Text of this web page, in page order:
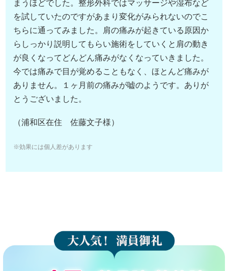
まうほどでした。整形外科ではマッサージや湿布など
を試していたのですがあまり変化がみられないのでこ
ちらに通ってみました。肩の痛みが起きている原因か
らしっかり説明してもらい施術をしていくと肩の動き
が良くなってどんどん痛みがなくなっていきました。
今では痛みで目が覚めることもなく、ほとんど痛みが
ありません。１ヶ月前の痛みが嘘のようです。ありが
とうございました。
（浦和区在住 佐藤文子様）
※効果には個人差があります